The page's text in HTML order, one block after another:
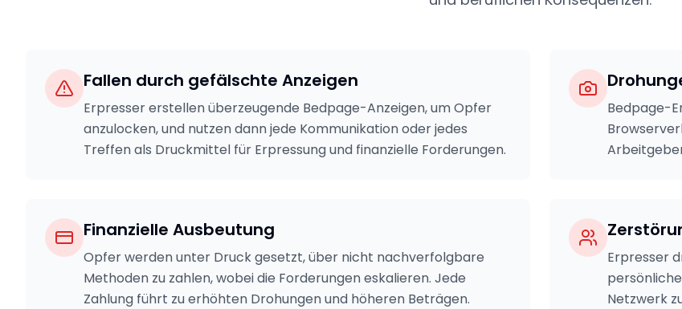
Fallen durch gefälschte Anzeigen
Erpresser erstellen überzeugende Bedpage-Anzeigen, um Opfer
anzulocken, und nutzen dann jede Kommunikation oder jedes
Treffen als Druckmittel für Erpressung und finanzielle Forderungen.
Bedpage-
Finanzielle Ausbeutung
Opfer werden unter Druck gesetzt, über nicht nachverfolgbare
Methoden zu zahlen, wobei die Forderungen eskalieren. Jede
Zahlung führt zu erhöhten Drohungen und höheren Beträgen.
Erpresser
Netzwerk